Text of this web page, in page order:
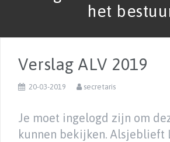
het
Verslag ALV 2019
20-03-2019 secretaris
Je moet ingelogd zijn om
kunnen bekijken. Alsjeblieft